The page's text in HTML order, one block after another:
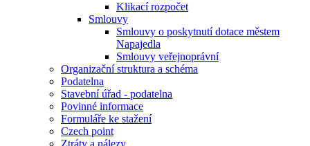
Klikací rozpočet
Smlouvy
Smlouvy o poskytnutí dotace městem
Napajedla
Smlouvy veřejnoprávní
Organizační struktura a schéma
Podatelna
Stavební úřad - podatelna
Povinné informace
Formuláře ke stažení
Czech point
Ztráty a nálezy